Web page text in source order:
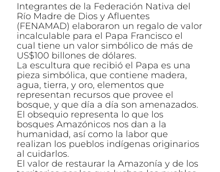
Integrantes de la Federación Nativa del
Río Madre de Dios y Afluentes
(FENAMAD) elaboraron un regalo de valor
incalculable para el Papa Francisco el
cual tiene un valor simbólico de más de
US$100 billones de dólares.
La escultura que recibió el Papa es una
pieza simbólica, que contiene madera,
agua, tierra, y oro, elementos que
representan recursos que provee el
bosque, y que día a día son amenazados.
El obsequio representa lo que los
bosques Amazónicos nos dan a la
humanidad, así como la labor que
realizan los pueblos indígenas originarios
al cuidarlos.
El valor de restaurar la Amazonía y de los